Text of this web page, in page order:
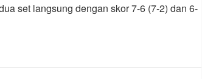
set langsung dengan skor 7-6 (7-2) dan 6-